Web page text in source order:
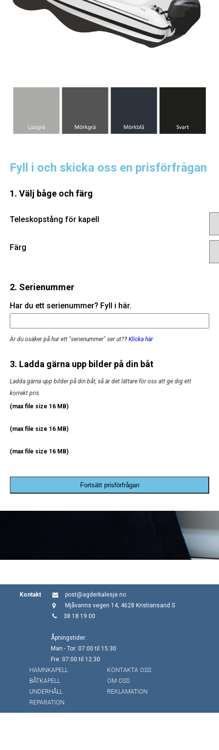
Fyll i och skicka oss en prisförfrågan
1. Välj båge och färg
Teleskopstång för kapell
Färg
2. Serienummer
Har du ett serienummer? Fyll i här.
Är du osäker på hur ett "serienummer" ser ut?? Klicka här
3. Ladda gärna upp bilder på din båt
Ladda gärna upp bilder på din båt, så är det lättare för oss att ge dig ett
korrekt pris
(max file size 16 MB)
(max file size 16 MB)
(max file size 16 MB)
Fortsätt prisförfrågan
Kontakt
post@agderkalesje.no
Mjåvanns vegen 14, 4628 Kristiansand S
38 18 19 00
Åpningstider:
Man - Tor: 07:00 til 15:30
Fre: 07:00 til 12:30
HAMNKAPELL
BÅTKAPELL
UNDERHÅLL
REPARATION
KONTAKTA OSS
OM OSS
REKLAMATION